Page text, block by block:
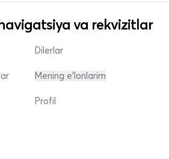
va rekvizitlar
Dilerlar
Mening e'lonlarim
Profil